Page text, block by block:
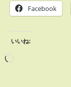
Facebook
いいね: